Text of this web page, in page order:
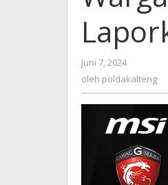
Juni 7, 2024
oleh poldakalteng